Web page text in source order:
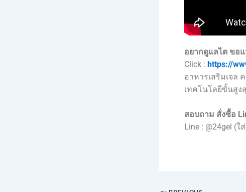
อยากดูแลไต ขอ
Click : https://
อาหารเสริมเจล
เทคโนโลยีขั้นสูง
สอบถาม สั่งซื้อ
Line : @24gel (